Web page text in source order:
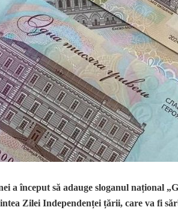
a început să adauge sloganul național
Zilei Independenței țării, care va fi